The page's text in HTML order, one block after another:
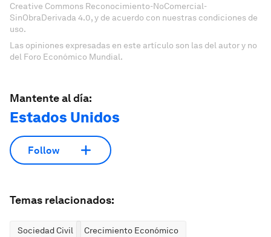
Creative Commons Reconocimiento-NoComercial-
SinObraDerivada 4.0, y de acuerdo con nuestras condiciones de
uso.
Las opiniones expresadas en este artículo son las del autor y no
del Foro Económico Mundial.
Mantente al día:
Estados Unidos
Follow
Temas relacionados:
Sociedad Civil Crecimiento Económico